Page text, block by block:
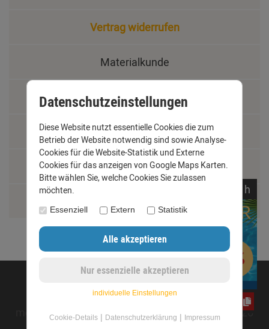
Vertrag widerrufen
Materialkunde
Fachbegriffe
Jobs
Montage und Installationshilfen
©opyright 2020 - www.dachrinnen-shop.de
h
ified eCommerce Shopsoftware © 2009-2026
Datenschutzeinstellungen
Diese Website nutzt essentielle Cookies die zum
Betrieb der Website notwendig sind sowie Analyse-
Cookies für die Website-Statistik und Externe
Cookies für das anzeigen von Google Maps Karten.
Bitte wählen Sie, welche Cookies Sie zulassen
möchten.
Essenziell Extern Statistik
individuelle Einstellungen
Cookie-Details| Datenschutzerklärung | Impressum